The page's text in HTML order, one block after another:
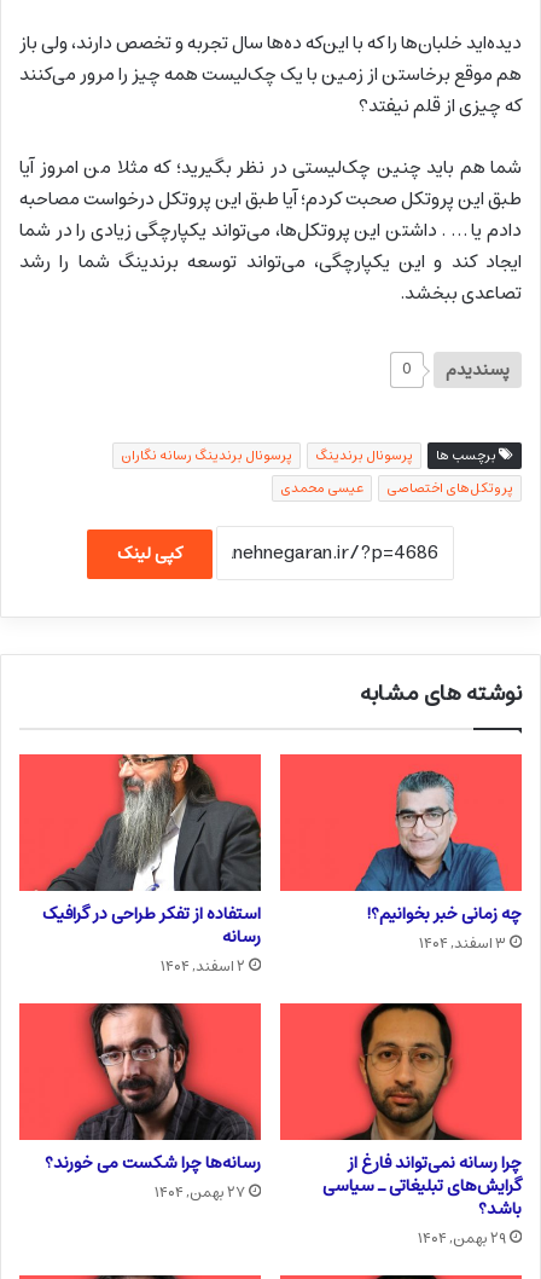
دیده‌اید خلبان‌ها را که با این‌که ده‌ها سال تجربه و تخصص دارند، ولی باز
هم موقع برخاستن از زمین با یک چک‌لیست همه چیز را مرور می‌کنند
که چیزی از قلم نیفتد؟
شما هم باید چنین چک‌لیستی در نظر بگیرید؛ که مثلا من امروز آیا
طبق این پروتکل صحبت کردم؛ آیا طبق این پروتکل درخواست مصاحبه
دادم یا … . داشتن این پروتکل‌ها، می‌تواند یکپارچگی زیادی را در شما
ایجاد کند و این یکپارچگی، می‌تواند توسعه برندینگ شما را رشد
تصاعدی ببخشد.
پسندیدم 0
برچسب ها پرسونال برندینگ
پرسونال برندینگ رسانه نگاران
پروتکل‌های اختصاصی
عیسی محمدی
کپی لینک
نوشته های مشابه
چه زمانی خبر بخوانیم؟!
۳ اسفند, ۱۴۰۴
استفاده از تفکر طراحی در گرافیک
رسانه
۲ اسفند, ۱۴۰۴
چرا رسانه نمی‌تواند فارغ از
گرایش‌های تبلیغاتی ـ سیاسی
باشد؟
۲۹ بهمن, ۱۴۰۴
رسانه‌ها چرا شکست می خورند؟
۲۷ بهمن, ۱۴۰۴